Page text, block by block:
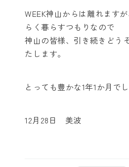
WEEK神山からは離れます
らく暮らすつもりなので
神山の皆様、引き続きどう
たします。
とっても豊かな1年1か月でし
12月28日 美波